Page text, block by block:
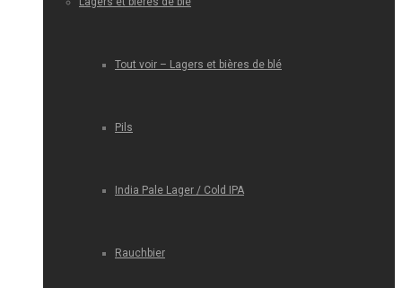
Tout voir – Lagers et bières de blé
Pils
India Pale Lager / Cold IPA
Rauchbier